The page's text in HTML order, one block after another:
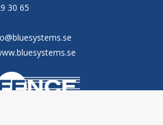
30 65